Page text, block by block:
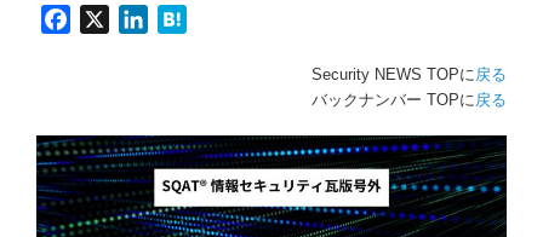
b
o
o
k
e
d
I
n
n
a
Security NEWS TOPに 戻る
バックナンバー TOPに 戻る